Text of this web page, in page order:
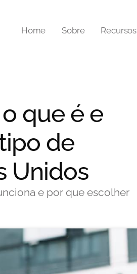
Home Sobre Recursos
que é e
de
Unidos
e por que escolher